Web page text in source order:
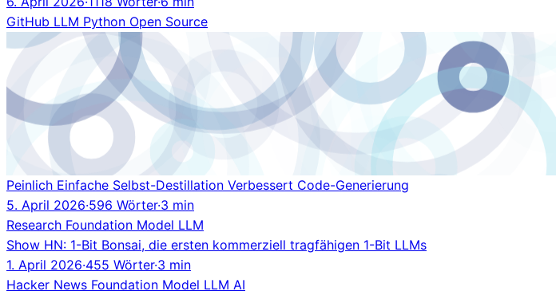
GitHub LLM Python Open Source
Peinlich Einfache Selbst-Destillation Verbessert Code-Generierung
5. April 2026·596 Wörter·3 min
Research Foundation Model LLM
Show HN: 1-Bit Bonsai, die ersten kommerziell tragfähigen 1-Bit LLMs
1. April 2026·455 Wörter·3 min
Hacker News Foundation Model LLM AI